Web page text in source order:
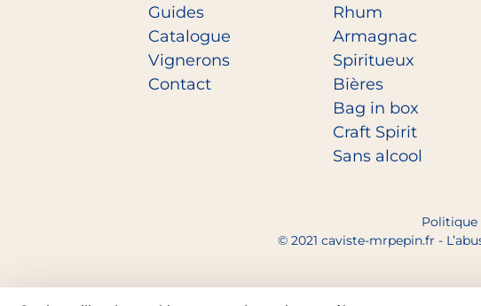
Guides
Catalogue
Vignerons
Contact
Rhum
Armagnac
Spiritueux
Bières
Bag in box
Craft Spirit
Sans alcool
© 2021 caviste-mrpepin.fr -